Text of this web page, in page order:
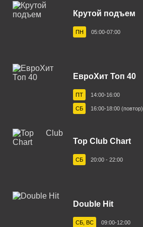
Бежецк 102.0 FM
Белгород 103.6 FM
Белово 96.3 FM
Белорецк 104.4 FM
Белореченск 91.2 FM
Бийск 102.5 FM
Биробиджан 88.3 FM
Благовещенск 105.1 FM
Большеречье 102.8 FM
Крутой подъем
ПН 05:00-07:00
ЕвроХит Топ 40
ПТ 14:00-16:00
СБ 16:00-18:00 (повтор)
Top Club Chart
СБ 20:00 - 22:00
Double Hit
СБ, ВС 09:00-12:00